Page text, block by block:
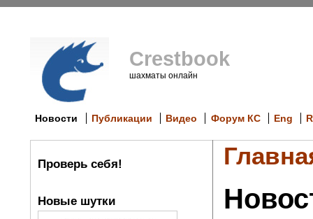
Crestbook
шахматы онлайн
Новости Публикации Видео Форум КС Eng
Проверь себя!
Новые шутки